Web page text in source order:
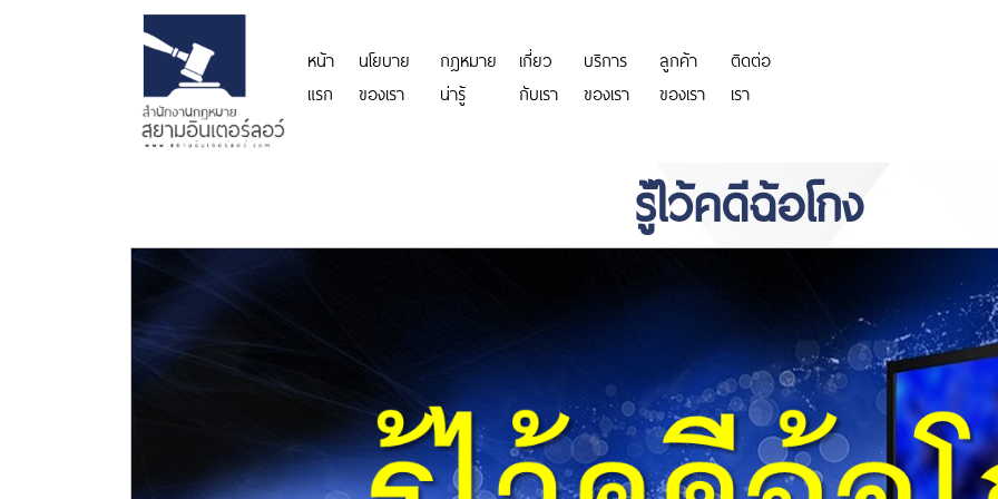
หน้า
แรก
นโยบาย
ของเรา
กฎหมาย
น่ารู้
เกี่ยว
กับเรา
บริการ
ของเรา
ลูกค้า
ของเรา
ติดต่อ
เรา
รู้ไว้คดีฉ้อโกง